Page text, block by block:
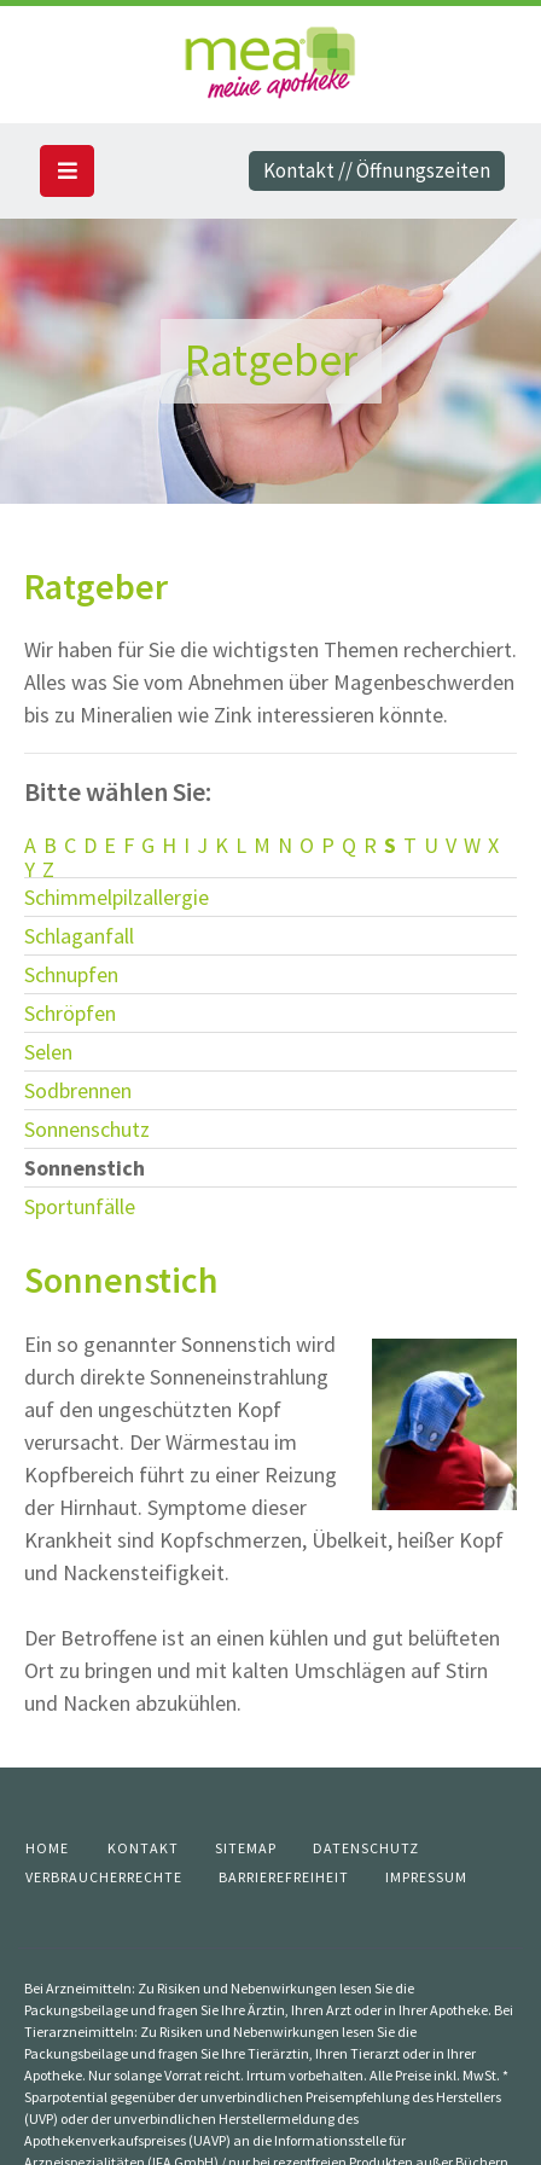
Ratgeber
Ratgeber
Wir haben für Sie die wichtigsten Themen recherchiert.
Alles was Sie vom Abnehmen über Magenbeschwerden
bis zu Mineralien wie Zink interessieren könnte.
Bitte wählen Sie:
A B C D E F G H I J K L M N O P Q R S T U V W X
Y Z
Schimmelpilzallergie
Schlaganfall
Schnupfen
Schröpfen
Selen
Sodbrennen
Sonnenschutz
Sonnenstich
Sportunfälle
Sonnenstich
Ein so genannter Sonnenstich wird
durch direkte Sonneneinstrahlung
auf den ungeschützten Kopf
verursacht. Der Wärmestau im
Kopfbereich führt zu einer Reizung
der Hirnhaut. Symptome dieser
Krankheit sind Kopfschmerzen, Übelkeit, heißer Kopf
und Nackensteifigkeit.
Der Betroffene ist an einen kühlen und gut belüfteten
Ort zu bringen und mit kalten Umschlägen auf Stirn
und Nacken abzukühlen.
HOME KONTAKT SITEMAP
DATENSCHUTZ
VERBRAUCHERRECHTE
BARRIEREFREIHEIT IMPRESSUM
Bei Arzneimitteln: Zu Risiken und Nebenwirkungen lesen Sie die
Packungsbeilage und fragen Sie Ihre Ärztin, Ihren Arzt oder in Ihrer Apotheke. Bei
Tierarzneimitteln: Zu Risiken und Nebenwirkungen lesen Sie die
Packungsbeilage und fragen Sie Ihre Tierärztin, Ihren Tierarzt oder in Ihrer
Apotheke. Nur solange Vorrat reicht. Irrtum vorbehalten. Alle Preise inkl. MwSt. *
Sparpotential gegenüber der unverbindlichen Preisempfehlung des Herstellers
(UVP) oder der unverbindlichen Herstellermeldung des
Apothekenverkaufspreises (UAVP) an die Informationsstelle für
Kontakt // Öffnungszeiten